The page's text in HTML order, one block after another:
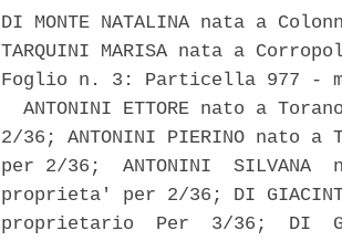
DI MONTE NATALINA nata a
TARQUINI MARISA nata a
Foglio n. 3: Particella 977 -
ANTONINI ETTORE nato a
2/36; ANTONINI PIERINO nato
per 2/36;  ANTONINI
proprieta' per 2/36; DI
proprietario  Per  3/36;  DI